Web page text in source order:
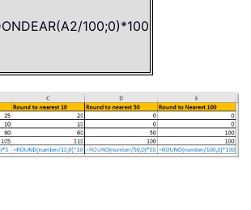
100;0)*100